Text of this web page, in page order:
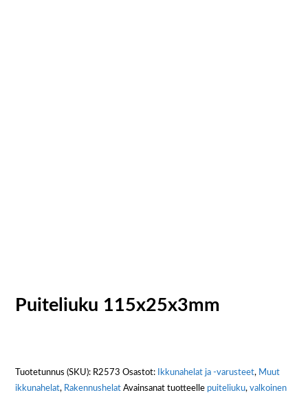
Puiteliuku 115x25x3mm
Tuotetunnus (SKU): R2573 Osastot: Ikkunahelat ja -varusteet, Muut
ikkunahelat, Rakennushelat Avainsanat tuotteelle puiteliuku,valkoinen